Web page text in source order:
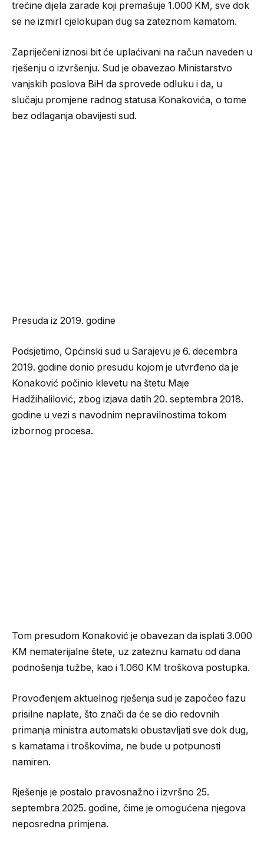
trećine dijela zarade koji premašuje 1.000 KM, sve dok
se ne izmirI cjelokupan dug sa zateznom kamatom.
Zapriječeni iznosi bit će uplaćivani na račun naveden u
rješenju o izvršenju. Sud je obavezao Ministarstvo
vanjskih poslova BiH da sprovede odluku i da, u
slučaju promjene radnog statusa Konakovića, o tome
bez odlaganja obavijesti sud.
Presuda iz 2019. godine
Podsjetimo, Općinski sud u Sarajevu je 6. decembra
2019. godine donio presudu kojom je utvrđeno da je
Konaković počinio klevetu na štetu Maje
Hadžihalilović, zbog izjava datih 20. septembra 2018.
godine u vezi s navodnim nepravilnostima tokom
izbornog procesa.
Tom presudom Konaković je obavezan da isplati 3.000
KM nematerijalne štete, uz zateznu kamatu od dana
podnošenja tužbe, kao i 1.060 KM troškova postupka.
Provođenjem aktuelnog rješenja sud je započeo fazu
prisilne naplate, što znači da će se dio redovnih
primanja ministra automatski obustavljati sve dok dug,
s kamatama i troškovima, ne bude u potpunosti
namiren.
Rješenje je postalo pravosnažno i izvršno 25.
septembra 2025. godine, čime je omogućena njegova
neposredna primjena.